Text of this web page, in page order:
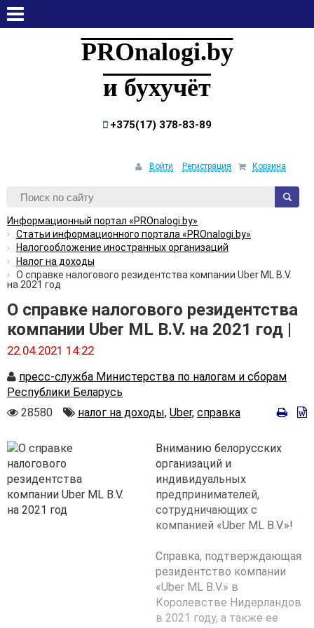
PROnalogi.by
и бухучёт
+375(17) 378-83-89
Войти Регистрация Корзина
Информационный портал «PROnalogi.by»
Статьи информационного портала «PROnalogi.by»
Налогообложение иностранных организаций
Налог на доходы
О справке налогового резидентства компании Uber ML B.V.
на 2021 год
О справке налогового резидентства
компании Uber ML B.V. на 2021 год |
22.04.2021 14:22
Автор
пресс-служба Министерства по налогам и сборам
Республики Беларусь
Количество
28580 Автор
налог на доходы, Uber, справка
Вниманию белорусских
организаций и
индивидуальных
предпринимателей,
сотрудничающих с
компанией «Uber ML B.V.»!
Справка, подтверждающая
резидентство компании
«Uber ML B.V.» в
Королевстве Нидерландов
в 2021 году, а также ее